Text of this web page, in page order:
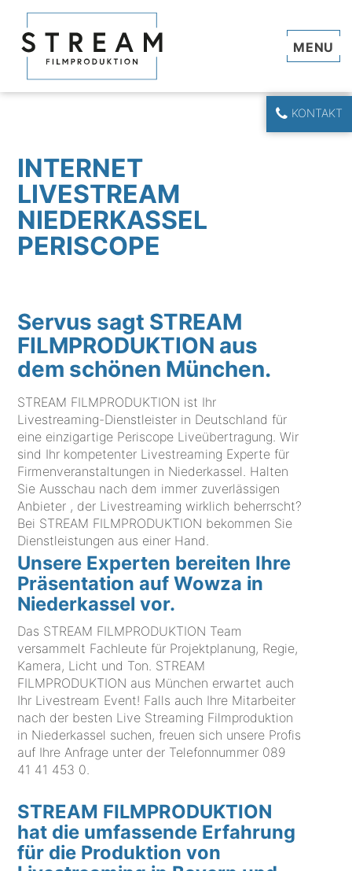
KONTAKT
INTERNET
LIVESTREAM
NIEDERKASSEL
PERISCOPE
Servus sagt STREAM
FILMPRODUKTION aus
dem schönen München.
STREAM FILMPRODUKTION ist Ihr
Livestreaming-Dienstleister in Deutschland für
eine einzigartige Periscope Liveübertragung. Wir
sind Ihr kompetenter Livestreaming Experte für
Firmenveranstaltungen in Niederkassel. Halten
Sie Ausschau nach dem immer zuverlässigen
Anbieter , der Livestreaming wirklich beherrscht?
Bei STREAM FILMPRODUKTION bekommen Sie
Dienstleistungen aus einer Hand.
Unsere Experten bereiten Ihre
Präsentation auf Wowza in
Niederkassel vor.
Das STREAM FILMPRODUKTION Team
versammelt Fachleute für Projektplanung, Regie,
Kamera, Licht und Ton. STREAM
FILMPRODUKTION aus München erwartet auch
Ihr Livestream Event! Falls auch Ihre Mitarbeiter
nach der besten Live Streaming Filmproduktion
in Niederkassel suchen, freuen sich unsere Profis
auf Ihre Anfrage unter der Telefonnummer 089
41 41 453 0
STREAM FILMPRODUKTION
hat die umfassende Erfahrung
für die Produktion von